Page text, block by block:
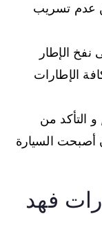
عدم تسريب
الإطار
الإطارات
التأكد من
أصبحت السيارة
فهد